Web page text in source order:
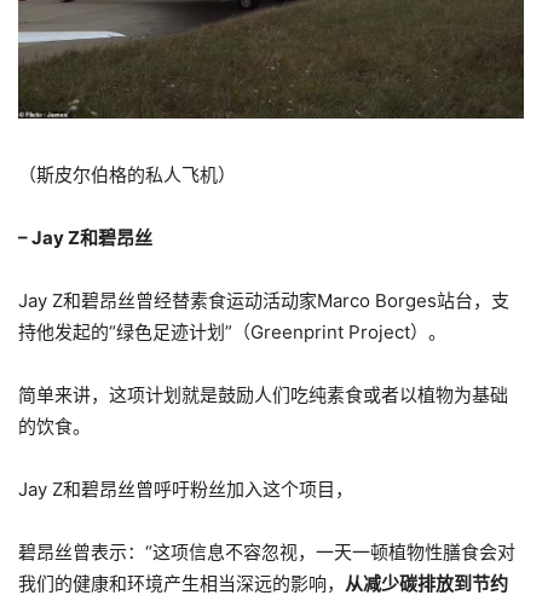
（斯皮尔伯格的私人飞机）
– Jay Z和碧昂丝
Jay Z和碧昂丝曾经替素食运动活动家Marco Borges站台，支
持他发起的“绿色足迹计划”（Greenprint Project）。
简单来讲，这项计划就是鼓励人们吃纯素食或者以植物为基础
的饮食。
Jay Z和碧昂丝曾呼吁粉丝加入这个项目，
碧昂丝曾表示：“这项信息不容忽视，一天一顿植物性膳食会对
我们的健康和环境产生相当深远的影响， 从减少碳排放到节约